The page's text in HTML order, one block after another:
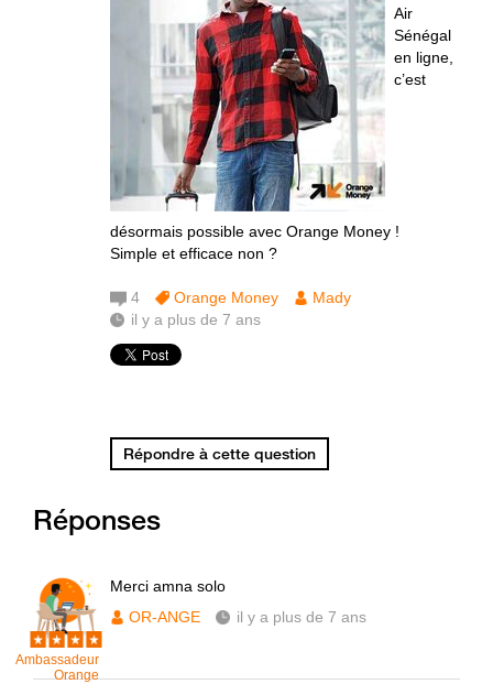
Air
Sénégal
en ligne,
c’est
désormais possible avec Orange Money !
Simple et efficace non ?
4 Orange Money
Mady
il y a plus de 7 ans
Répondre à cette question
Réponses
Ambassadeur
Orange
Merci amna solo
OR-ANGE
il y a plus de 7 ans